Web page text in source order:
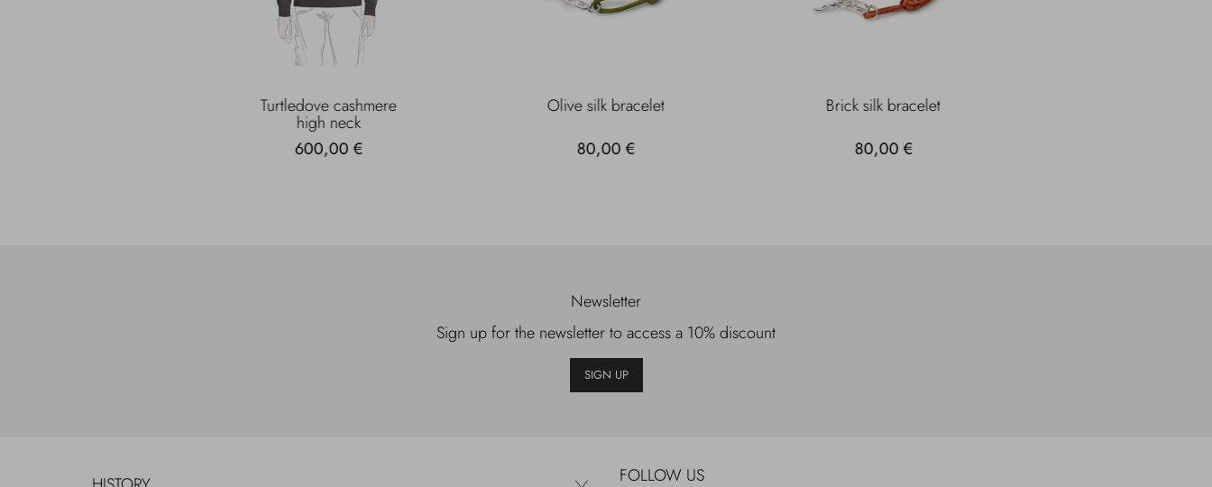
Turtledove cashmere
high neck
600,00 €
Olive silk bracelet
80,00 €
Brick silk bracelet
80,00 €
Newsletter
Sign up for the newsletter to access a 10% discount
SIGN UP
FOLLOW US